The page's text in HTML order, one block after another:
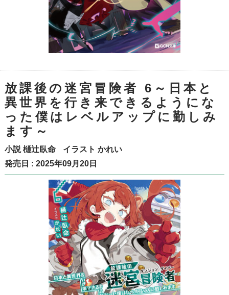
放課後の迷宮冒険者 6～日本と
異世界を行き来できるようにな
った僕はレベルアップに勤しみ
ます～
小説樋辻臥命 イラスト かれい
発売日 : 2025年09月20日